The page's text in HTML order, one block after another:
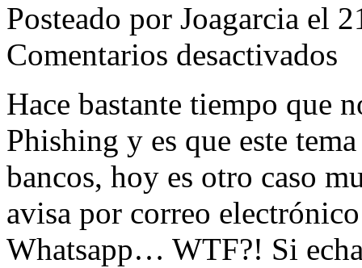
Posteado por Joagarcia el
Comentarios desactivados
tiene
Hace bastante tiempo que
Phishing y es que este
bancos, hoy es otro caso
avisa por correo
Whatsapp… WTF?! Si